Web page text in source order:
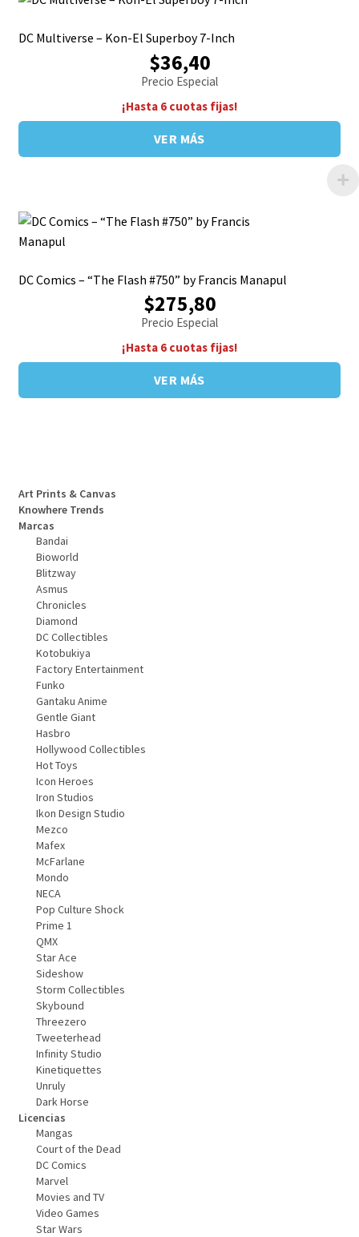
DC Multiverse – Kon-El Superboy 7-Inch
$36,40
Precio Especial
¡Hasta 6 cuotas fijas!
VER MÁS
DC Comics – “The Flash #750” by Francis Manapul
$275,80
Precio Especial
¡Hasta 6 cuotas fijas!
VER MÁS
Art Prints & Canvas
Knowhere Trends
Marcas
Bandai
Bioworld
Blitzway
Asmus
Chronicles
Diamond
DC Collectibles
Kotobukiya
Factory Entertainment
Funko
Gantaku Anime
Gentle Giant
Hasbro
Hollywood Collectibles
Hot Toys
Icon Heroes
Iron Studios
Ikon Design Studio
Mezco
Mafex
McFarlane
Mondo
NECA
Pop Culture Shock
Prime 1
QMX
Star Ace
Sideshow
Storm Collectibles
Skybound
Threezero
Tweeterhead
Infinity Studio
Kinetiquettes
Unruly
Dark Horse
Licencias
Mangas
Court of the Dead
DC Comics
Marvel
Movies and TV
Video Games
Star Wars